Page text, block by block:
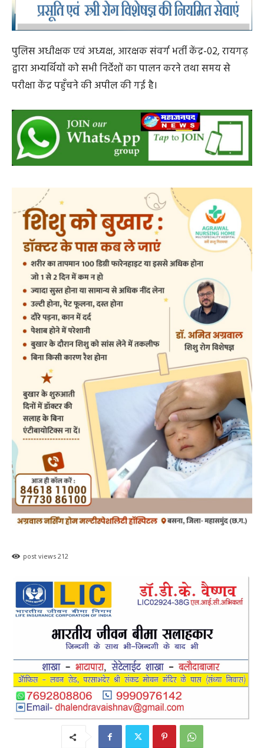
पुलिस अधीक्षक एवं अध्यक्ष, आरक्षक संवर्ग भर्ती केंद्र-02, रायगढ़
द्वारा अभ्यर्थियों को सभी निर्देशों का पालन करने तथा समय से
परीक्षा केंद्र पहुँचने की अपील की गई है।
post views 212